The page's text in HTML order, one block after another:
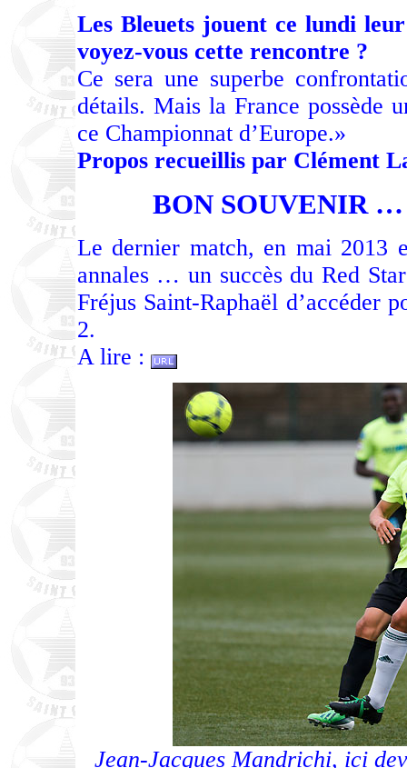
Les Bleuets jouent ce lundi
voyez-vous cette rencontre ?
Ce sera une superbe
détails. Mais la France possède
ce Championnat d’Europe.»
Propos recueillis par Clément
BON SOUVENIR
Le dernier match, en mai 2013
annales … un succès du Red
Fréjus Saint-Raphaël d’accéder
2.
A lire :
Jean-Jacques Mandrichi, ici